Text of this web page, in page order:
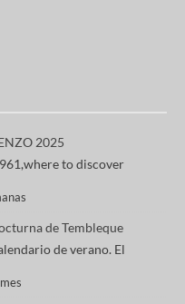
2025
to discover
de Tembleque
de verano. El